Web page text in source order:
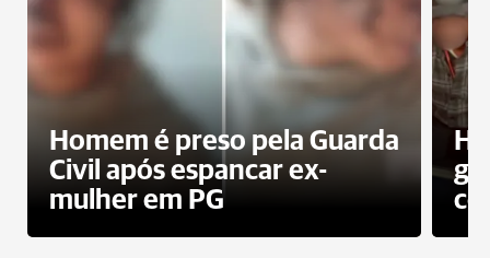
Homem é preso pela Guarda
Civil após espancar ex-
mulher em PG